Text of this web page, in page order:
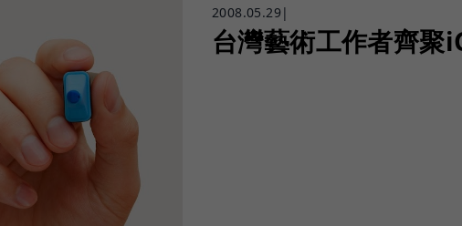
2008.05.29 |
台灣藝術工作者齊